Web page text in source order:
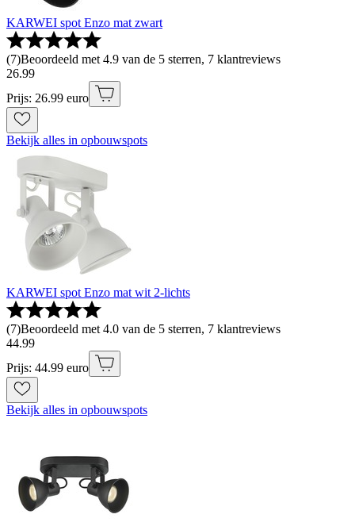
KARWEI spot Enzo mat zwart
(7)Beoordeeld met 4.9 van de 5 sterren, 7 klantreviews
26.99
Prijs: 26.99 euro
Bekijk alles in opbouwspots
KARWEI spot Enzo mat wit 2-lichts
(7)Beoordeeld met 4.0 van de 5 sterren, 7 klantreviews
44.99
Prijs: 44.99 euro
Bekijk alles in opbouwspots